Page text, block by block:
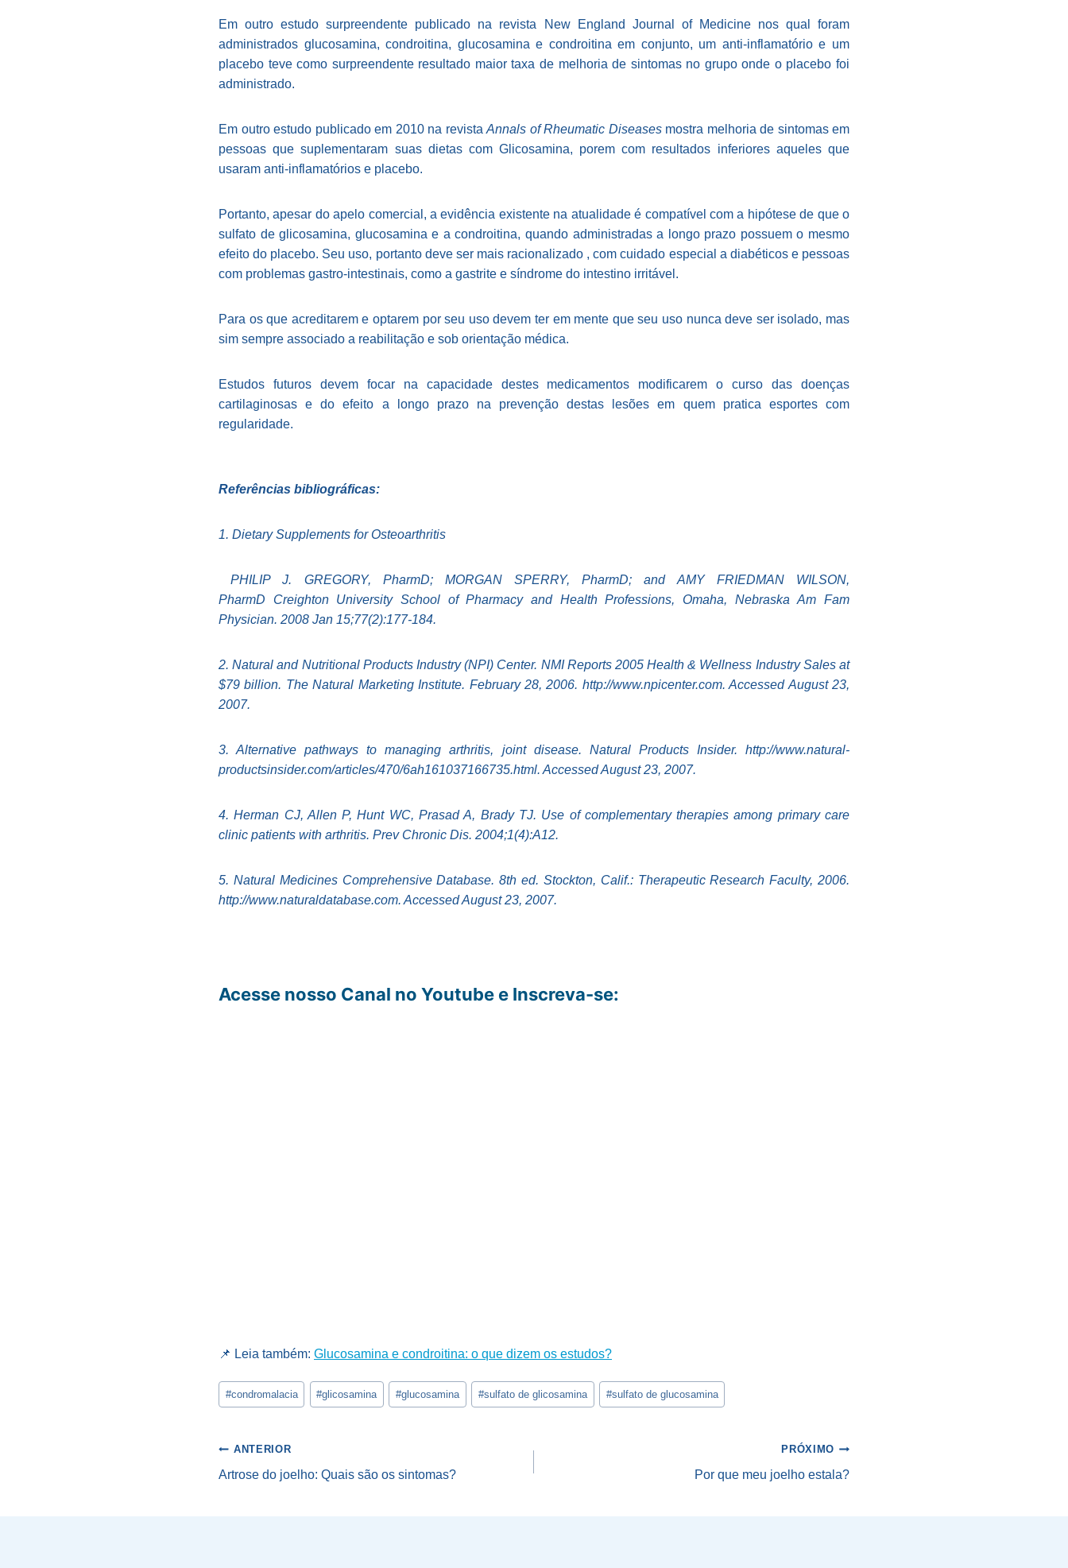
Em outro estudo surpreendente publicado na revista New England Journal of Medicine nos qual foram
administrados glucosamina, condroitina, glucosamina e condroitina em conjunto, um anti-inflamatório e um
placebo teve como surpreendente resultado maior taxa de melhoria de sintomas no grupo onde o placebo foi
administrado.
Em outro estudo publicado em 2010 na revista Annals of Rheumatic Diseases mostra melhoria de sintomas em
pessoas que suplementaram suas dietas com Glicosamina, porem com resultados inferiores aqueles que
usaram anti-inflamatórios e placebo.
Portanto, apesar do apelo comercial, a evidência existente na atualidade é compatível com a hipótese de que o
sulfato de glicosamina, glucosamina e a condroitina, quando administradas a longo prazo possuem o mesmo
efeito do placebo. Seu uso, portanto deve ser mais racionalizado , com cuidado especial a diabéticos e pessoas
com problemas gastro-intestinais, como a gastrite e síndrome do intestino irritável.
Para os que acreditarem e optarem por seu uso devem ter em mente que seu uso nunca deve ser isolado, mas
sim sempre associado a reabilitação e sob orientação médica.
Estudos futuros devem focar na capacidade destes medicamentos modificarem o curso das doenças
cartilaginosas e do efeito a longo prazo na prevenção destas lesões em quem pratica esportes com
regularidade.
Referências bibliográficas:
1. Dietary Supplements for Osteoarthritis
PHILIP J. GREGORY, PharmD; MORGAN SPERRY, PharmD; and AMY FRIEDMAN WILSON,
PharmD Creighton University School of Pharmacy and Health Professions, Omaha, NebraskaAm Fam
Physician. 2008 Jan 15;77(2):177-184.
2. Natural and Nutritional Products Industry (NPI) Center. NMI Reports 2005 Health & Wellness Industry Sales at
$79 billion. The Natural Marketing Institute. February 28, 2006. http://www.npicenter.com. Accessed August 23,
2007.
3. Alternative pathways to managing arthritis, joint disease. Natural Products Insider. http://www.natural-
productsinsider.com/articles/470/6ah161037166735.html. Accessed August 23, 2007.
4. Herman CJ, Allen P, Hunt WC, Prasad A, Brady TJ. Use of complementary therapies among primary care
clinic patients with arthritis. Prev Chronic Dis. 2004;1(4):A12.
5. Natural Medicines Comprehensive Database. 8th ed. Stockton, Calif.: Therapeutic Research Faculty, 2006.
http://www.naturaldatabase.com. Accessed August 23, 2007.
Acesse nosso Canal no Youtube e Inscreva-se:
📌 Leia também: Glucosamina e condroitina: o que dizem os estudos?
Tags
do
#condromalacia #glicosamina #glucosamina #sulfato de glicosamina #sulfato de glucosamina
Navegação
ANTERIOR
Artrose do joelho: Quais são os sintomas?
PRÓXIMO
Por que meu joelho estala?